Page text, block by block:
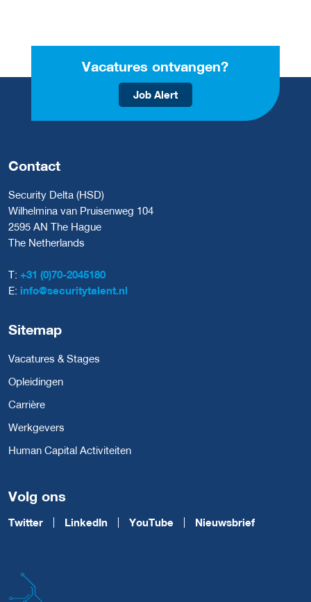
Vacatures ontvangen?
Job Alert
Contact
Security Delta (HSD)
Wilhelmina van Pruisenweg 104
2595 AN The Hague
The Netherlands
T: +31 (0)70-2045180
E: info@securitytalent.nl
Sitemap
Vacatures & Stages
Opleidingen
Carrière
Werkgevers
Human Capital Activiteiten
Volg ons
Twitter LinkedIn YouTube Nieuwsbrief